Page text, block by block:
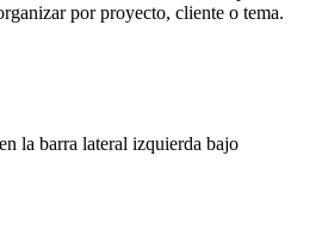
por proyecto, cliente o tema.
en la barra lateral izquierda bajo